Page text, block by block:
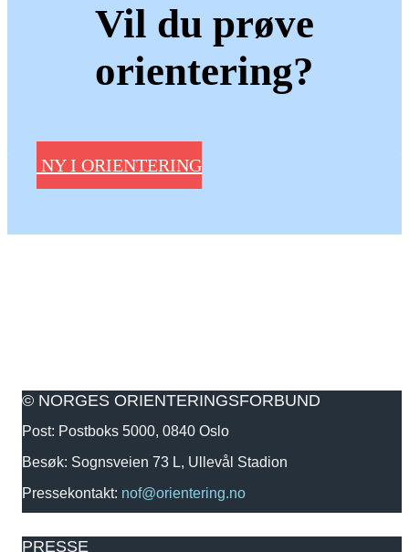
Vil du prøve
orientering?
NY I ORIENTERING
© NORGES ORIENTERINGSFORBUND
Post: Postboks 5000, 0840 Oslo
Besøk: Sognsveien 73 L, Ullevål Stadion
Pressekontakt: nof@orientering.no
PRESSE